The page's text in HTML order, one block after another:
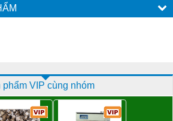
phẩm VIP cùng nhóm